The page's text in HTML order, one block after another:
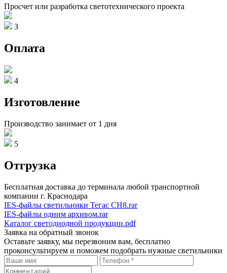
Просчет или разработка светотехнического проекта
3
Оплата
4
Изготовление
Производство занимает от 1 дня
5
Отгрузка
Бесплатная доставка до терминала любой транспортной
компании г. Краснодара
IES-файлы светильники Тегас СН8.rar
IES-файлы одним архивом.rar
Каталог светодиодной продукции.pdf
Заявка на обратный звонок
Оставьте заявку, мы перезвоним вам, бесплатно
проконсультируем и поможем подобрать нужные светильники